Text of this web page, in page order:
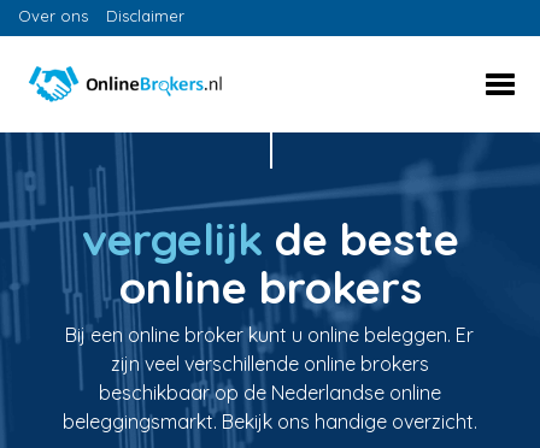
Over ons Disclaimer
vergelijk de beste
online brokers
Bij een online broker kunt u online beleggen. Er
zijn veel verschillende online brokers
beschikbaar op de Nederlandse online
beleggingsmarkt. Bekijk ons handige overzicht.